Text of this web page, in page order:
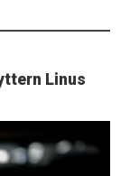
Linus